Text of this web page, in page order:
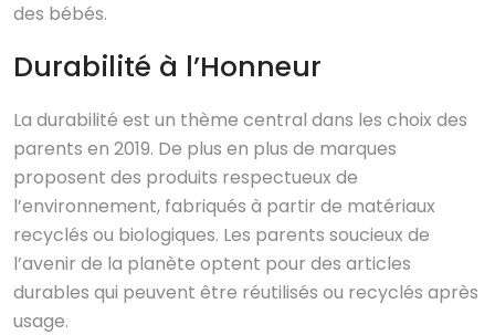
des bébés.
Durabilité à l’Honneur
La durabilité est un thème central dans les choix des
parents en 2019. De plus en plus de marques
proposent des produits respectueux de
l’environnement, fabriqués à partir de matériaux
recyclés ou biologiques. Les parents soucieux de
l’avenir de la planète optent pour des articles
durables qui peuvent être réutilisés ou recyclés après
usage.